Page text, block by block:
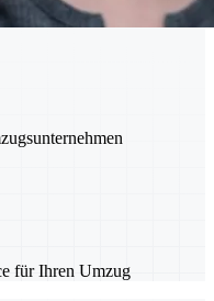
für Ihren Umzug